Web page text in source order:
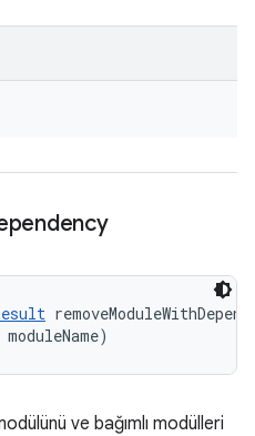
moduleName)
ve bağımlı modülleri